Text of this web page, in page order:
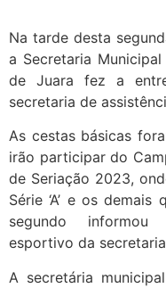
Na tarde desta
a Secretaria
de Juara fez a
secretaria de
As cestas básicas
irão participar do
de Seriação 2023,
Série ‘A’ e os demais
segundo informou
esportivo da
A secretária